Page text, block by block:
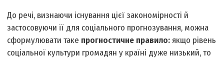
До речі, визнаючи існування цієї закономірності й
застосовуючи її для соціального прогнозування, можна
сформулювати таке прогностичне правило:якщо рівень
соціальної культури громадян у країні дуже низький, то